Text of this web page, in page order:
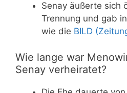
Senay äußerte sich
Trennung und gab
wie die BILD
Wie lange war
Senay verheiratet?